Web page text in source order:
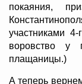
покаяния,
участниками
воровство у
плащаницы.)
А теперь